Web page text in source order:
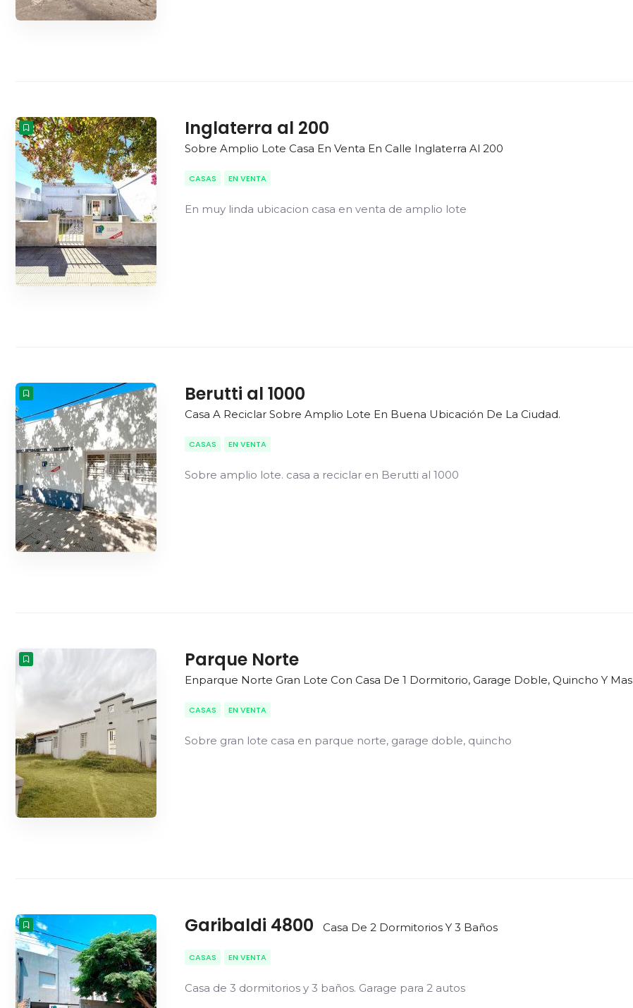
Inglaterra al 200
Sobre Amplio Lote Casa En Venta En Calle Inglaterra Al 200
CASAS EN VENTA
En muy linda ubicacion casa en venta de amplio lote
Berutti al 1000
Casa A Reciclar Sobre Amplio Lote En Buena Ubicación De La Ciudad.
CASAS EN VENTA
Sobre amplio lote. casa a reciclar en Berutti al 1000
Parque Norte
Enparque Norte Gran Lote Con Casa De 1 Dormitorio, Garage Doble, Quincho Y Mas
CASAS EN VENTA
Sobre gran lote casa en parque norte, garage doble, quincho
Garibaldi 4800 Casa De 2 Dormitorios Y 3 Baños
CASAS EN VENTA
Casa de 3 dormitorios y 3 baños. Garage para 2 autos